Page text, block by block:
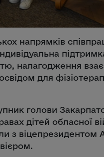
напрямків
налагодження
для
голови
дітей обласної
з віцепрезидентом